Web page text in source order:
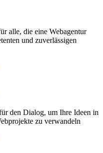
alle, die eine Webagentur
und zuverlässigen
den Dialog, um Ihre Ideen in
zu verwandeln